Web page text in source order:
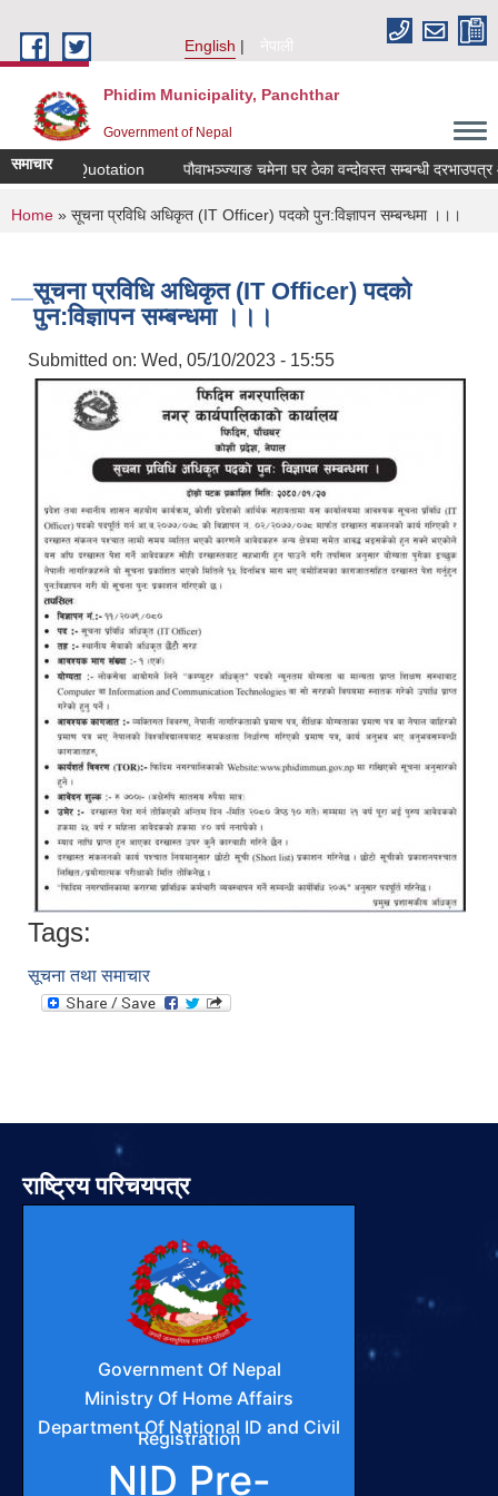
English
नेपाली
Phidim Municipality, Panchthar
Government of Nepal
समाचारQuotation पौवाभञ्ज्याङ चमेना घर ठेका वन्दोवस्त सम्बन्धी दरभाउपत्र
You are here
Home » सूचना प्रविधि अधिकृत (IT Officer) पदको पुन:विज्ञापन सम्बन्धमा ।।।
सूचना प्रविधि अधिकृत (IT Officer) पदको
पुन:विज्ञापन सम्बन्धमा ।।।
Submitted on: Wed, 05/10/2023 - 15:55
Tags:
सूचना तथा समाचार
राष्ट्रिय परिचयपत्र